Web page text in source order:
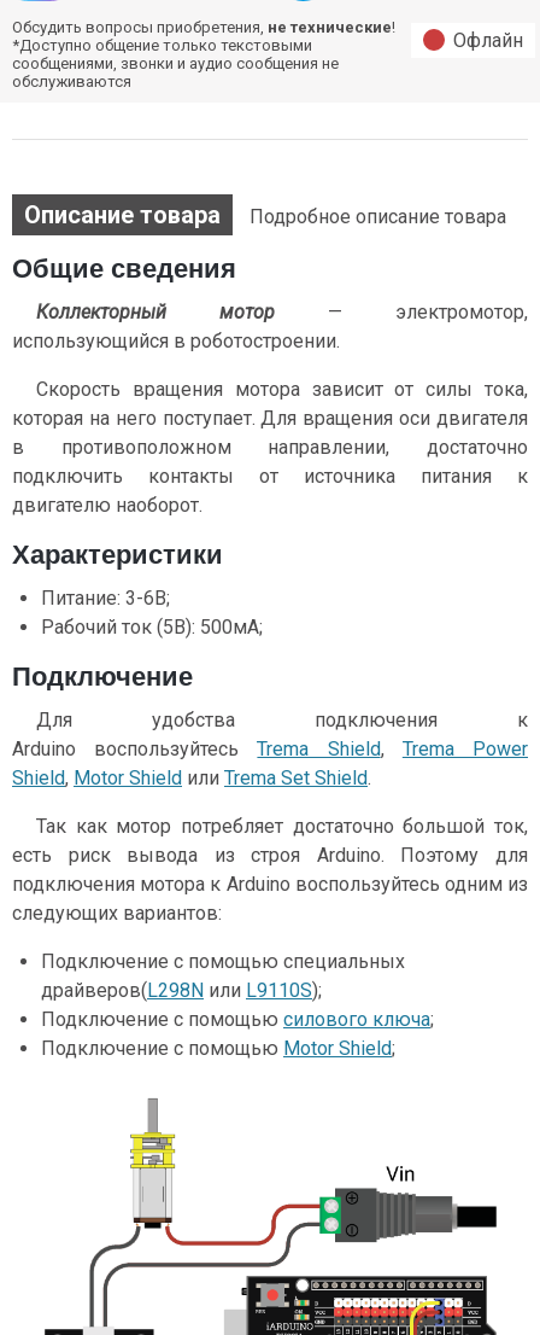
Обсудить вопросы приобретения, не технические!
*Доступно общение только текстовыми
сообщениями, звонки и аудио сообщения не
обслуживаются
Офлайн
Описание товара Подробное описание товара
Общие сведения
Коллекторный мотор — электромотор,
использующийся в роботостроении.
Скорость вращения мотора зависит от силы тока,
которая на него поступает. Для вращения оси двигателя
в противоположном направлении, достаточно
подключить контакты от источника питания к
двигателю наоборот.
Характеристики
Питание: 3-6В;
Рабочий ток (5В): 500мА;
Подключение
Для удобства подключения к
Arduino воспользуйтесьTrema Shield, Trema Power
Shield, Motor Shield или Trema Set Shield.
Так как мотор потребляет достаточно большой ток,
есть риск вывода из строя Arduino. Поэтому для
подключения мотора к Arduino воспользуйтесь одним из
следующих вариантов:
Подключение с помощью специальных
драйверов( L298N или L9110S);
Подключение с помощью силового ключа;
Подключение с помощью Motor Shield;